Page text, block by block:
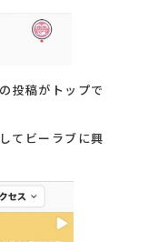
投稿がトップで
てビーラブに興